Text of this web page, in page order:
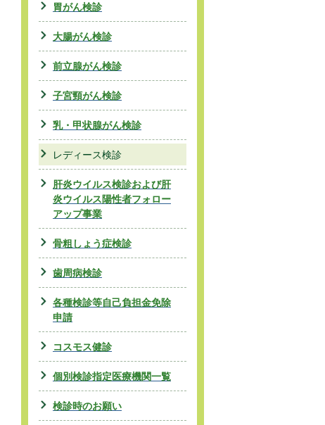
胃がん検診
大腸がん検診
前立腺がん検診
子宮頸がん検診
乳・甲状腺がん検診
レディース検診
肝炎ウイルス検診および肝
炎ウイルス陽性者フォロー
アップ事業
骨粗しょう症検診
歯周病検診
各種検診等自己負担金免除
申請
コスモス健診
個別検診指定医療機関一覧
検診時のお願い